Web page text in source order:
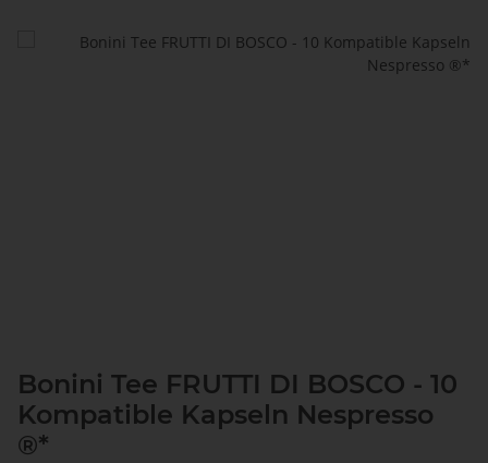
Bonini Tee FRUTTI DI BOSCO - 10
Kompatible Kapseln Nespresso
®*